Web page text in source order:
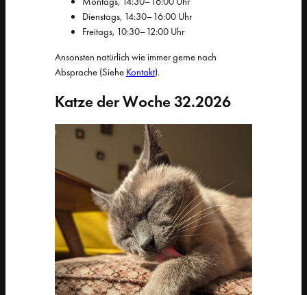
Dienstags, 14:30–16:00 Uhr
Freitags, 10:30–12:00 Uhr
Ansonsten natürlich wie immer gerne nach
Absprache (Siehe Kontakt).
Katze der Woche 32.2026